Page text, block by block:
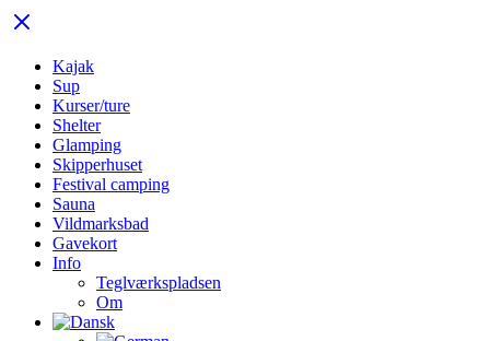
Kajak
Sup
Kurser/ture
Shelter
Glamping
Skipperhuset
Festival camping
Sauna
Vildmarksbad
Gavekort
Info
Teglværkspladsen
Om